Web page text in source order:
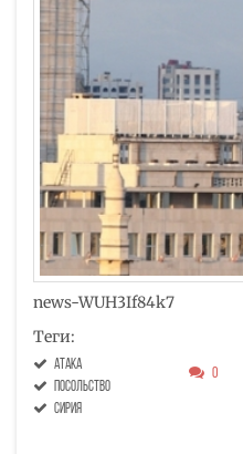
news-WUH3If84k7
Теги:
атака
посольство
Сирия
0